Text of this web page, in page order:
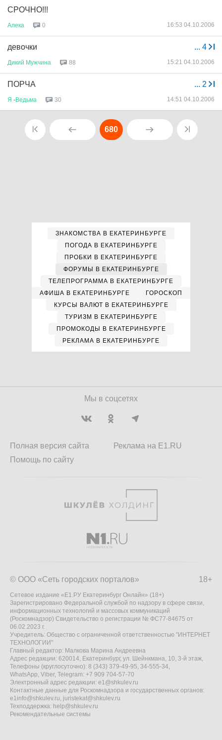
СРОЧНО!!!
Алека 0 16:53 04.10.2006
... 4
девочки
Дикий Мужчина 88 15:21 04.10.2006
... 2
ПОРЧА
Я -Ведьма 30 14:51 04.10.2006
680
ЗНАКОМСТВА В ЕКАТЕРИНБУРГЕ
ПОГОДА В ЕКАТЕРИНБУРГЕ
ПРОБКИ В ЕКАТЕРИНБУРГЕ
ФОРУМЫ В ЕКАТЕРИНБУРГЕ
ТЕЛЕПРОГРАММА В ЕКАТЕРИНБУРГЕ
АФИША В ЕКАТЕРИНБУРГЕ
ГОРОСКОП
КУРСЫ ВАЛЮТ В ЕКАТЕРИНБУРГЕ
ТУРИЗМ В ЕКАТЕРИНБУРГЕ
ПРОМОКОДЫ В ЕКАТЕРИНБУРГЕ
РЕКЛАМА В ЕКАТЕРИНБУРГЕ
Мы в соцсетях
Полная версия сайта
Помощь по сайту
Реклама на E1.RU
18+
© ООО «Сеть городских порталов»
Сетевое издание «Е1.РУ Екатеринбург Онлайн» (18+)
Зарегистрировано Федеральной службой по надзору в сфере связи,
информационных технологий и массовых коммуникаций
(Роскомнадзор) Свидетельство о регистрации № ФС77-84675 от
06.02.2023 г.
Учредитель: Общество с ограниченной ответственностью "ИНТЕРНЕТ
ТЕХНОЛОГИИ"
Главный редактор: Малкова Марина Андреевна
Адрес редакции: 620014, Екатеринбург, ул. Шейнкмана, 10, 3-й этаж,
Телефоны (круглосуточно): 8 (343) 379-49-95, 34-555-34,
WhatsApp, Viber, Telegram: +7 909 704-57-70
Электронный адрес редакции: e1@shkulev.ru
Контактные данные для Роскомнадзора и государственных органов:
e1info@shkulev.ru, juristekat@shkulev.ru
Техподдержка: help@shkulev.ru
Рекомендательные системы